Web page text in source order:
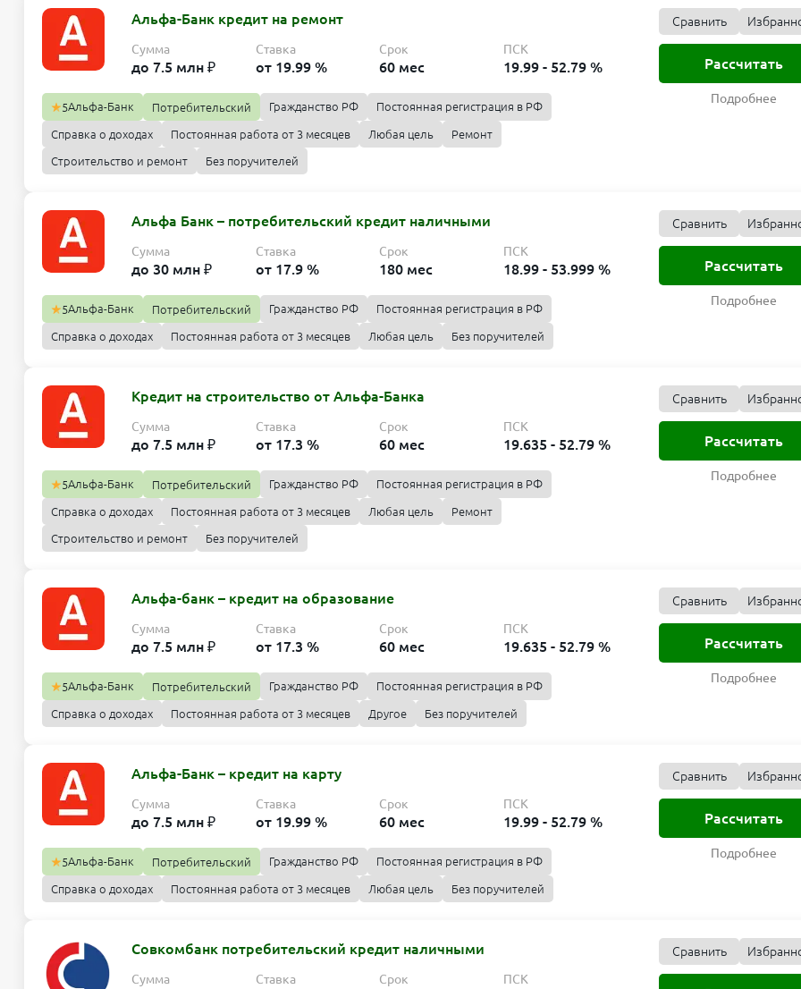
Альфа-Банк кредит на ремонт
Сумма
до 7.5 млн ₽
Ставка
от 19.99 %
Срок
60 мес
ПСК
19.99 - 52.79 %
5Альфа-Банк Потребительский Гражданство РФ Постоянная регистрация в РФ
Справка о доходах Постоянная работа от 3 месяцев Любая цель Ремонт
Строительство и ремонт Без поручителей
Сравнить
Рассчитать
Подробнее
Альфа Банк – потребительский кредит наличными
Сумма
до 30 млн ₽
Ставка
от 17.9 %
Срок
180 мес
ПСК
18.99 - 53.999 %
5Альфа-Банк Потребительский Гражданство РФ Постоянная регистрация в РФ
Справка о доходах Постоянная работа от 3 месяцев Любая цель Без поручителей
Сравнить
Рассчитать
Подробнее
Кредит на строительство от Альфа-Банка
Сумма
до 7.5 млн ₽
Ставка
от 17.3 %
Срок
60 мес
ПСК
19.635 - 52.79 %
5Альфа-Банк Потребительский Гражданство РФ Постоянная регистрация в РФ
Справка о доходах Постоянная работа от 3 месяцев Любая цель Ремонт
Строительство и ремонт Без поручителей
Сравнить
Рассчитать
Подробнее
Альфа-банк – кредит на образование
Сумма
до 7.5 млн ₽
Ставка
от 17.3 %
Срок
60 мес
ПСК
19.635 - 52.79 %
5Альфа-Банк Потребительский Гражданство РФ Постоянная регистрация в РФ
Справка о доходах Постоянная работа от 3 месяцев Другое Без поручителей
Сравнить
Рассчитать
Подробнее
Альфа-Банк – кредит на карту
Сумма
до 7.5 млн ₽
Ставка
от 19.99 %
Срок
60 мес
ПСК
19.99 - 52.79 %
5Альфа-Банк Потребительский Гражданство РФ Постоянная регистрация в РФ
Справка о доходах Постоянная работа от 3 месяцев Любая цель Без поручителей
Сравнить
Рассчитать
Подробнее
Совкомбанк потребительский кредит наличными
Сумма Ставка Срок ПСК
Сравнить